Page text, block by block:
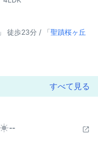
」 徒歩23分 / 「聖蹟桜ヶ丘
すべて見る
--